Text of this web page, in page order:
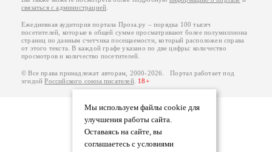
Мы используем файлы cookie для
улучшения работы сайта.
Оставаясь на сайте, вы
соглашаетесь с условиями
связаться с администрацией.
Ежедневная аудитория портала Проза.ру – порядка 100 тысяч
посетителей, которые в общей сумме просматривают более полумиллиона
страниц по данным счетчика посещаемости, который расположен справа
от этого текста. В каждой графе указано по две цифры: количество
просмотров и количество посетителей.
© Все права принадлежат авторам, 2000-2026. Портал работает под
эгидойРоссийского союза писателей. 18+